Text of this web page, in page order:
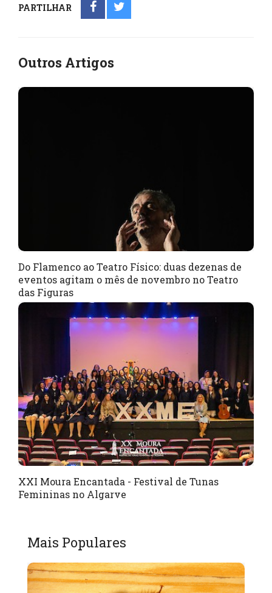
PARTILHAR
Outros Artigos
Do Flamenco ao Teatro Físico: duas dezenas de
eventos agitam o mês de novembro no Teatro
das Figuras
XXI Moura Encantada - Festival de Tunas
Femininas no Algarve
Mais Populares